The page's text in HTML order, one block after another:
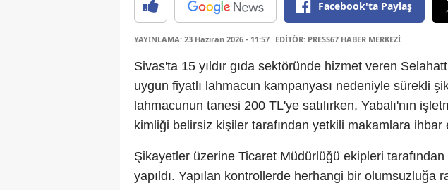
Facebook'ta Paylaş
YAYINLAMA: 23 Haziran 2026 - 11:57 EDİTÖR: PRESS67 HABER MERKEZİ
Sivas'ta 15 yıldır gıda sektöründe hizmet veren
uygun fiyatlı lahmacun kampanyası nedeniyle sürekli
lahmacunun tanesi 200 TL'ye satılırken, Yabalı'nın
kimliği belirsiz kişiler tarafından yetkili makamlara ihbar
Şikayetler üzerine Ticaret Müdürlüğü ekipleri
yapıldı. Yapılan kontrollerde herhangi bir olumsuzluğa